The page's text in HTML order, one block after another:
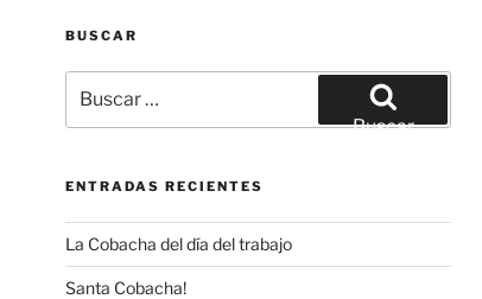
BUSCAR
por:
Buscar
ENTRADAS RECIENTES
La Cobacha del día del trabajo
Santa Cobacha!